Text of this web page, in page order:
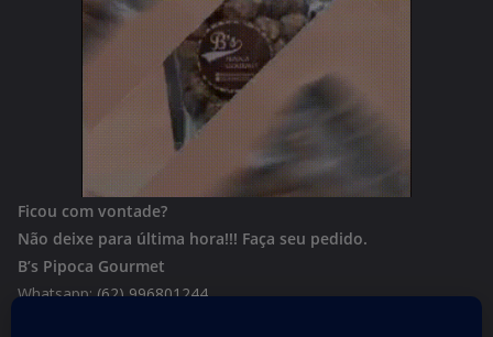
Ficou com vontade?
Não deixe para última hora!!! Faça seu pedido.
B’s Pipoca Gourmet
Whatsapp:(62) 996801244